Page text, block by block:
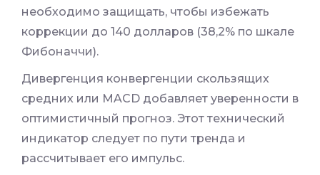
необходимо защищать, чтобы избежать
коррекции до 140 долларов (38,2% по шкале
Фибоначчи).
Дивергенция конвергенции скользящих
средних или MACD добавляет уверенности в
оптимистичный прогноз. Этот технический
индикатор следует по пути тренда и
рассчитывает его импульс.